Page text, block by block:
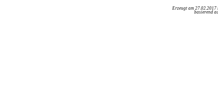
Erzeugt am
basierend